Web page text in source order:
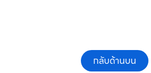
กลับด้านบน